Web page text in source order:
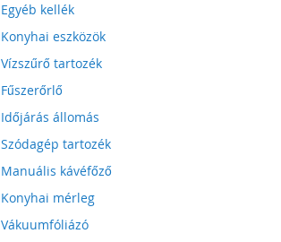
Egyéb kellék
Konyhai eszközök
Vízszűrő tartozék
Fűszerőrlő
Időjárás állomás
Szódagép tartozék
Manuális kávéfőző
Konyhai mérleg
Vákuumfóliázó